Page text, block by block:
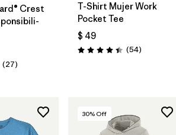
Crest
/ 5
(27Comentarios
)
T-Shirt Mujer Work
Pocket Tee
$ 49
Valoración: 4.4 / 5
(54)
30% Off